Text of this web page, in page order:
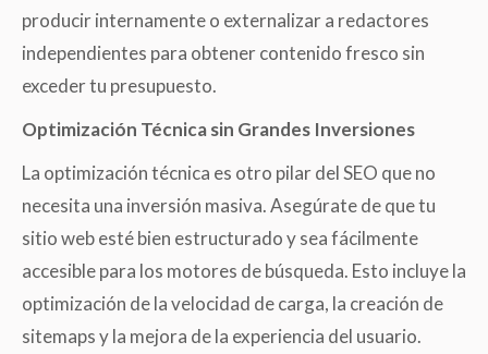
producir internamente o externalizar a redactores
independientes para obtener contenido fresco sin
exceder tu presupuesto.
Optimización Técnica sin Grandes Inversiones
La optimización técnica es otro pilar del SEO que no
necesita una inversión masiva. Asegúrate de que tu
sitio web esté bien estructurado y sea fácilmente
accesible para los motores de búsqueda. Esto incluye la
optimización de la velocidad de carga, la creación de
sitemaps y la mejora de la experiencia del usuario.